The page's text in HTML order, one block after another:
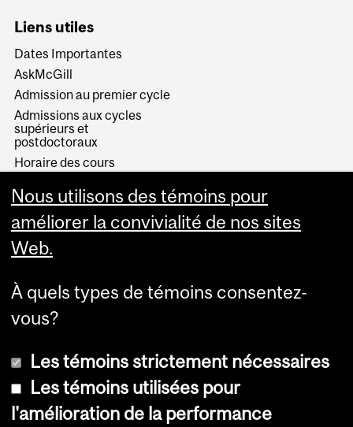
Liens utiles
Dates Importantes
AskMcGill
Admission au premier cycle
Admissions aux cycles
supérieurs et
postdoctoraux
Horaire des cours
Services aux étudiants
Nous utilisons des témoins pour
améliorer la convivialité de nos sites
Web.
À quels types de témoins consentez-
vous?
Les témoins strictement nécessaires
Les témoins utilisées pour
l'amélioration de la performance